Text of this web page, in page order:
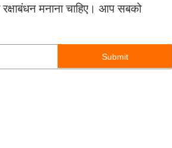
मनाना चाहिए। आप सबको